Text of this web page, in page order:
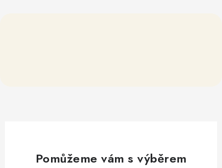
Pomůžeme vám s výběrem